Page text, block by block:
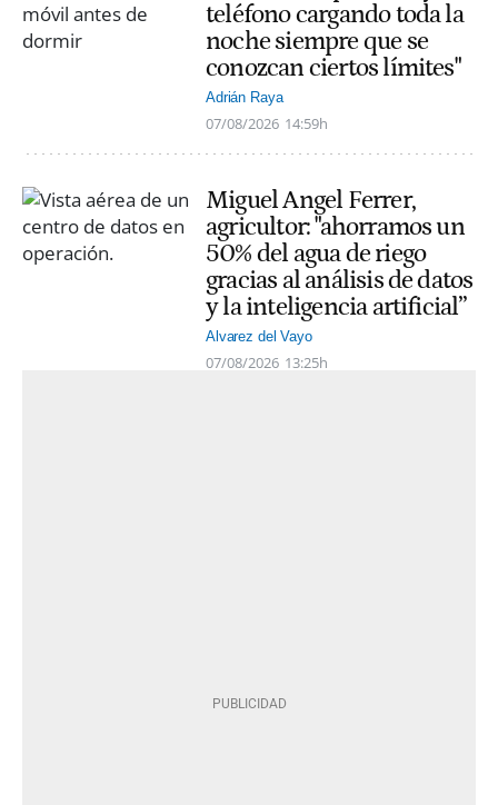
teléfono cargando toda la
noche siempre que se
conozcan ciertos límites"
Adrián Raya
07/08/2026 14:59h
Miguel Angel Ferrer,
agricultor: "ahorramos un
50% del agua de riego
gracias al análisis de datos
y la inteligencia artificial”
Alvarez del Vayo
07/08/2026 13:25h